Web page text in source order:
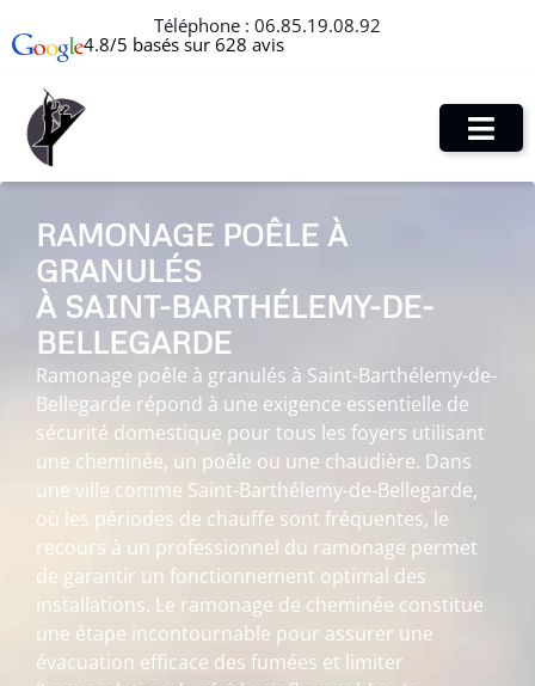
Téléphone : 06.85.19.08.92
4.8/5 basés sur 628 avis
RAMONAGE POÊLE À
GRANULÉS
À SAINT-BARTHÉLEMY-DE-
BELLEGARDE
Ramonage poêle à granulés à Saint-Barthélemy-de-
Bellegarde répond à une exigence essentielle de
sécurité domestique pour tous les foyers utilisant
une cheminée, un poêle ou une chaudière. Dans
une ville comme Saint-Barthélemy-de-Bellegarde,
où les périodes de chauffe sont fréquentes, le
recours à un professionnel du ramonage permet
de garantir un fonctionnement optimal des
installations. Le ramonage de cheminée constitue
une étape incontournable pour assurer une
évacuation efficace des fumées et limiter